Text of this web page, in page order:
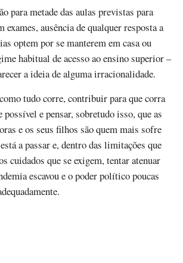
para metade das aulas previstas para
ausência de qualquer resposta a
optem por se manterem em casa ou
habitual de acesso ao ensino superior –
a ideia de alguma irracionalidade.
tudo corre, contribuir para que corra
e pensar, sobretudo isso, que as
e os seus filhos são quem mais sofre
a passar e, dentro das limitações que
cuidados que se exigem, tentar atenuar
escavou e o poder político poucas